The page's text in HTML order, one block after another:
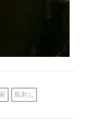
鳥刺し